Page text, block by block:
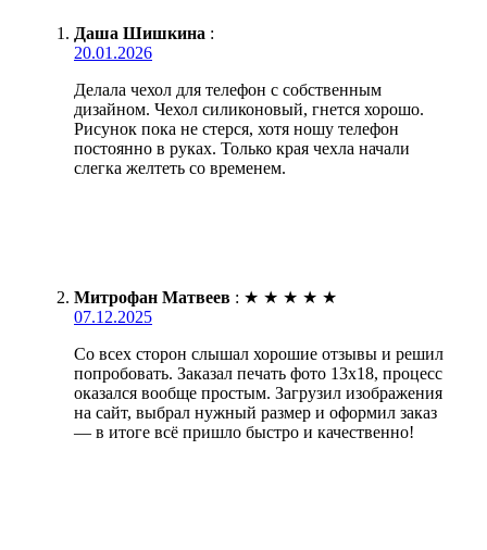
Даша Шишкина :
20.01.2026
Делала чехол для телефон с собственным
дизайном. Чехол силиконовый, гнется хорошо.
Рисунок пока не стерся, хотя ношу телефон
постоянно в руках. Только края чехла начали
слегка желтеть со временем.
Митрофан Матвеев : ★ ★ ★ ★ ★
07.12.2025
Со всех сторон слышал хорошие отзывы и решил
попробовать. Заказал печать фото 13х18, процесс
оказался вообще простым. Загрузил изображения
на сайт, выбрал нужный размер и оформил заказ
— в итоге всё пришло быстро и качественно!